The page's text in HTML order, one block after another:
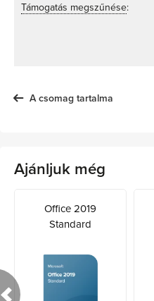
Támogatás megszűnése:
A csomag tartalma
Ajánljuk még
Office 2019
Standard